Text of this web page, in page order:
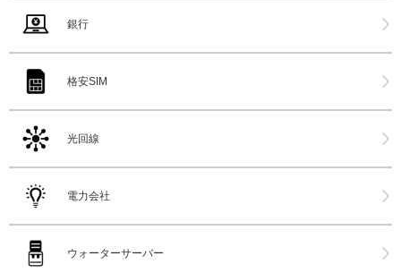
銀行
格安SIM
光回線
電力会社
ウォーターサーバー